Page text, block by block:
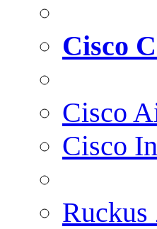
Cisco
Cisco
Cisco
Ruckus